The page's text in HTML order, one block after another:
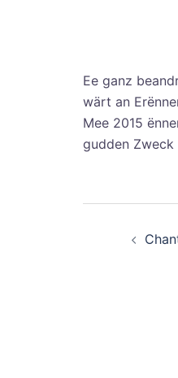
Ee ganz
wärt an
Mee 2015
gudden Zweck